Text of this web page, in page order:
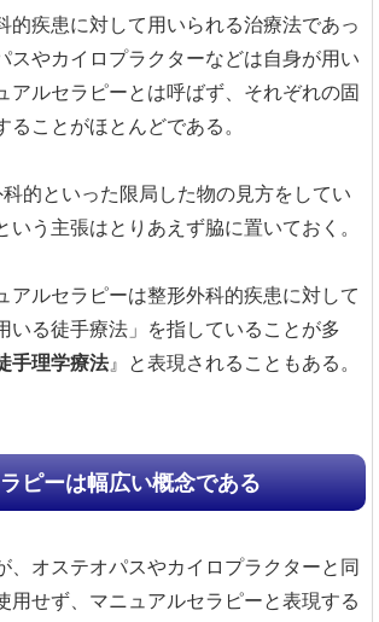
的疾患に対して用いられる治療法であっ
スやカイロプラクターなどは自身が用い
アルセラピーとは呼ばず、それぞれの固
ることがほとんどである。
的といった限局した物の見方をしてい
いう主張はとりあえず脇に置いておく。
アルセラピーは整形外科的疾患に対して
いる徒手療法」を指していることが多
手理学療法』と表現されることもある。
ピーは幅広い概念である
、オステオパスやカイロプラクターと同
用せず、マニュアルセラピーと表現する